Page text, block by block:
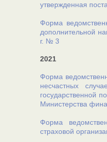
утвержденная
Форма
дополнительной
г. № 3
2021
Форма
несчастных
государственной
Министерства
Форма
страховой